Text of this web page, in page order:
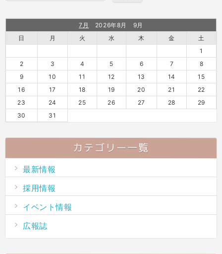
7月
2026年8月 9月
日
月 火 水 木 金
土
1
2
3 4 5 6 7
8
9
10 11 12 13 14
15
16
17 18 19 20 21
22
23
24 25 26 27 28
29
30
31
カテゴリー一覧
最新情報
採用情報
イベント情報
広報誌